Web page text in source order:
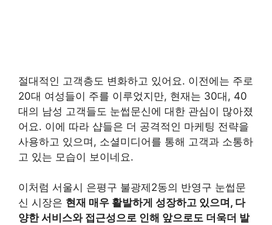
절대적인 고객층도 변화하고 있어요. 이전에는 주로
20대 여성들이 주를 이루었지만, 현재는 30대, 40
대의 남성 고객들도 눈썹문신에 대한 관심이 많아졌
어요. 이에 따라 샵들은 더 공격적인 마케팅 전략을
사용하고 있으며, 소셜미디어를 통해 고객과 소통하
고 있는 모습이 보이네요.
이처럼 서울시 은평구 불광제2동의 반영구 눈썹문
신 시장은 현재 매우 활발하게 성장하고 있으며, 다
양한 서비스와 접근성으로 인해 앞으로도 더욱더 발